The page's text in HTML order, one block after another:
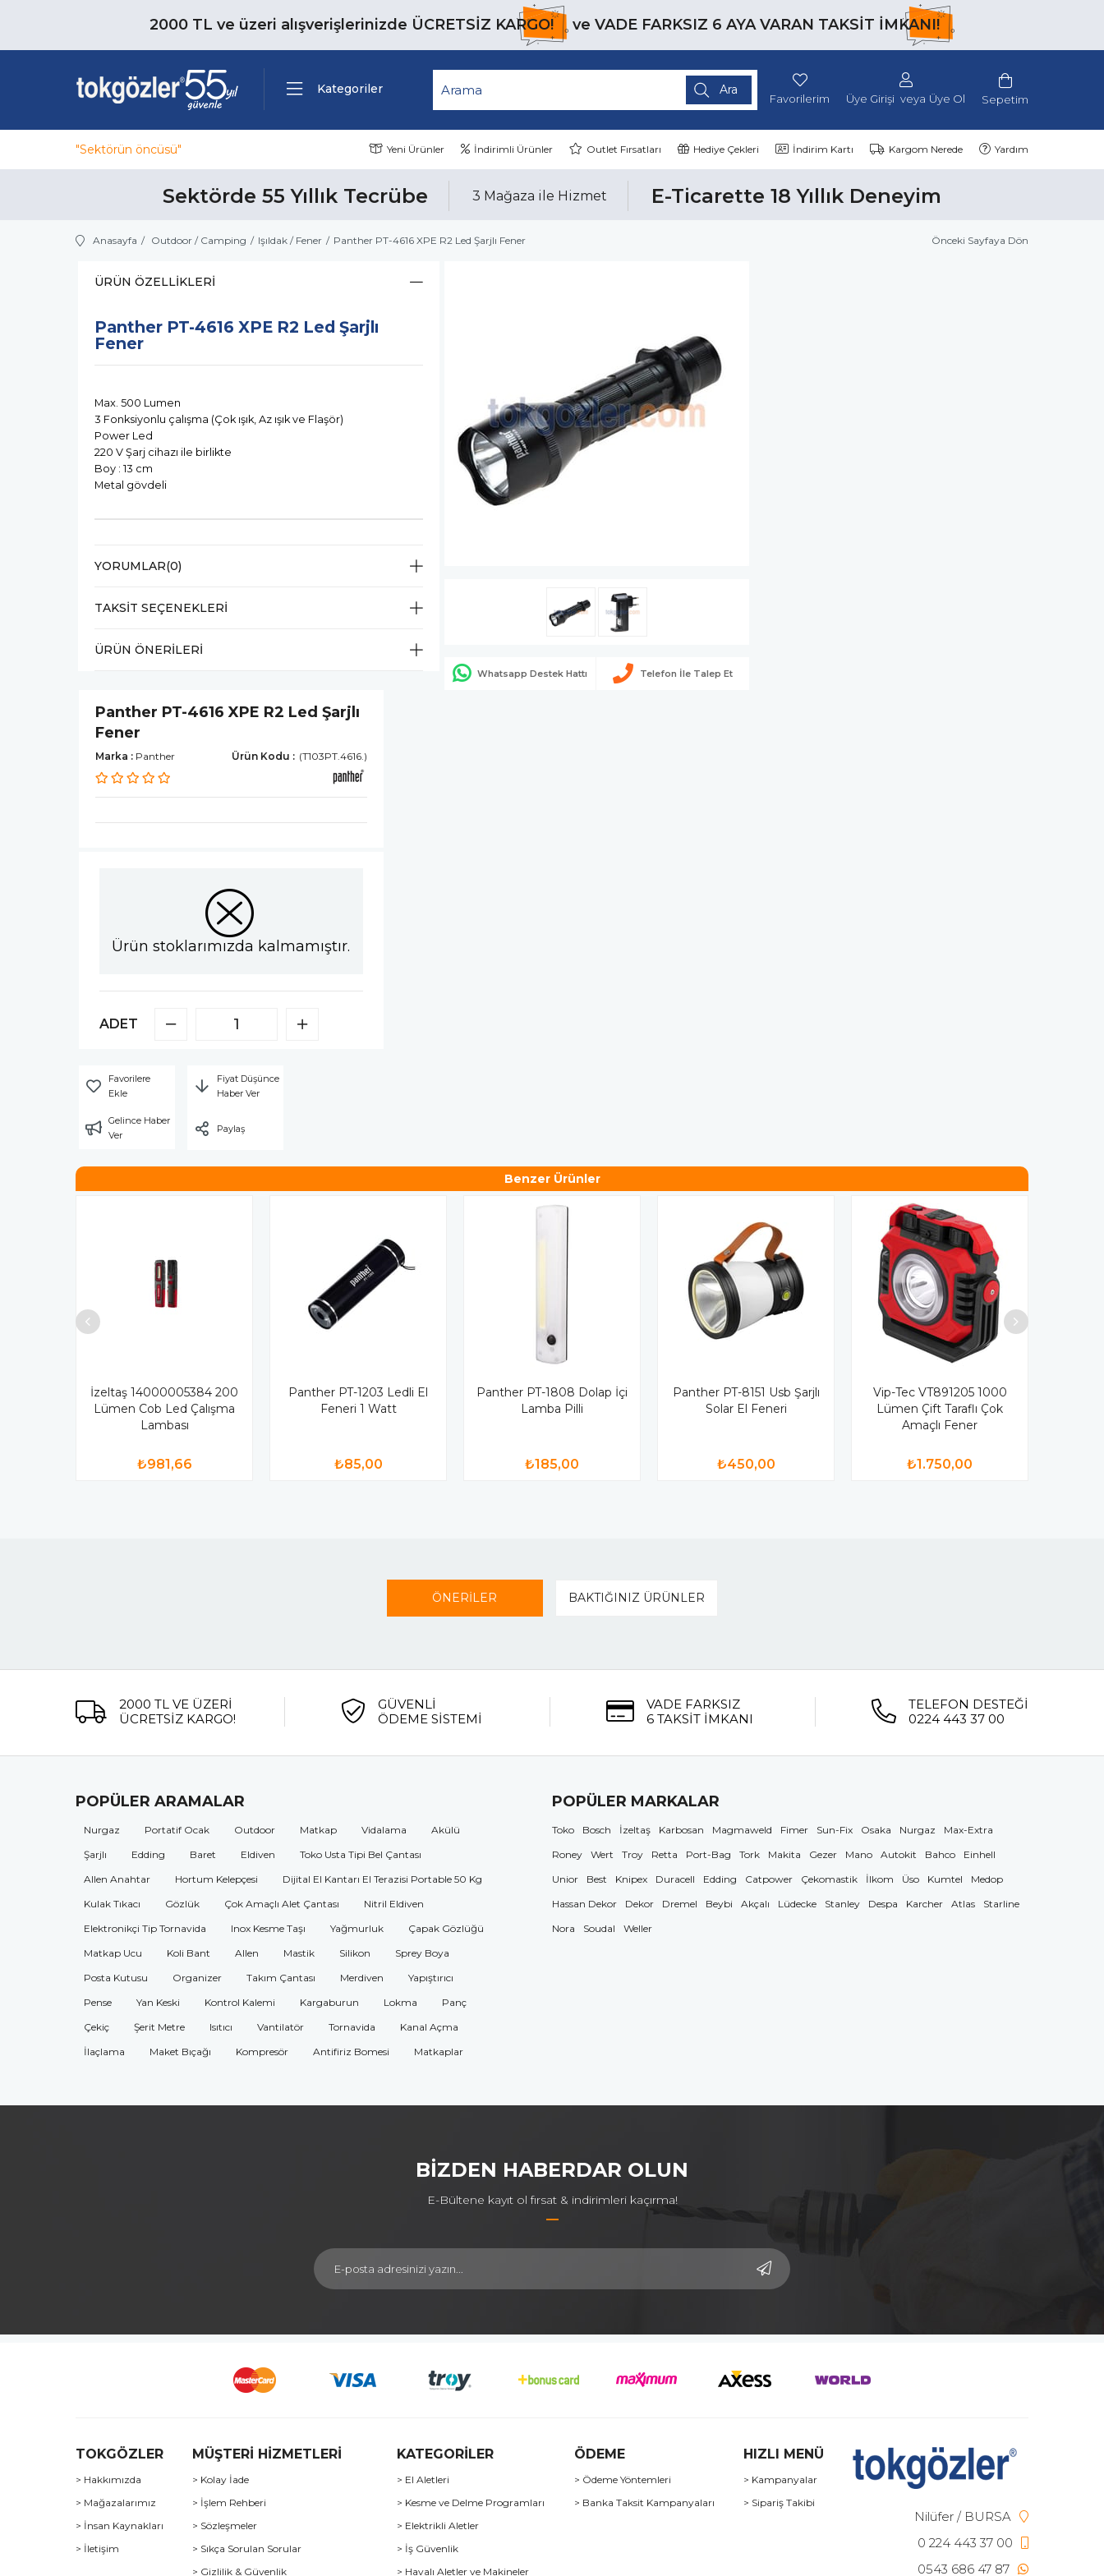
2000 TL ve üzeri alışverişlerinizde ÜCRETSİZ KARGO! ve VADE FARKSIZ 6 AYA VARAN TAKSİT İMKANI!
Kategoriler
Sepetim
Üye Girişi Üye Ol
Favorilerim
"Sektörün öncüsü" Yeni Ürünler İndirimli Ürünler Outlet Fırsatları Hediye Çekleri İndirim Kartı Kargom Nerede Yardım
Sektörde 55 Yıllık Tecrübe 3 Mağaza ile Hizmet E-Ticarette 18 Yıllık Deneyim
Anasayfa Outdoor / Camping Işıldak / Fener Panther PT-4616 XPE R2 Led Şarjlı Fener Önceki Sayfaya Dön
ÜRÜN ÖZELLIKLERI
Panther PT-4616 XPE R2 Led Şarjlı
Fener
Max. 500 Lumen
3 Fonksiyonlu çalışma (Çok ışık, Az ışık ve Flaşör)
Power Led
220 V Şarj cihazı ile birlikte
Boy : 13 cm
Metal gövdeli
YORUMLAR(0)
TAKSIT SEÇENEKLERI
ÜRÜN ÖNERILERI
Whatsapp Destek Hattı Telefon İle Talep Et
Panther PT-4616 XPE R2 Led Şarjlı
Fener
Marka : Panther (T103PT.4616.)
Ürün stoklarımızda kalmamıştır.
ADET
Favorilere
Ekle
Fiyat Düşünce
Haber Ver
Gelince Haber
Ver
Paylaş
Benzer Ürünler
İzeltaş 14000005384 200
Lümen Cob Led Çalışma
Lambası
₺981,66
Panther PT-1203 Ledli El
Feneri 1 Watt
₺85,00
Panther PT-1808 Dolap İçi
Lamba Pilli
₺185,00
Panther PT-8151 Usb Şarjlı
Solar El Feneri
₺450,00
Vip-Tec VT891205 1000
Lümen Çift Taraflı Çok
Amaçlı Fener
₺1.750,00
ÖNERİLER BAKTIĞINIZ ÜRÜNLER
2000 TL VE ÜZERİ
ÜCRETSİZ KARGO!
GÜVENLİ
ÖDEME SİSTEMİ
VADE FARKSIZ
6 TAKSİT İMKANI
TELEFON DESTEĞİ
0224 443 37 00
POPÜLER ARAMALAR
Nurgaz Portatif Ocak Outdoor Matkap Vidalama
Akülü
Şarjlı
Edding Baret Eldiven
Toko Usta Tipi Bel Çantası
Allen Anahtar
Hortum Kelepçesi
Dijital El Kantarı El Terazisi Portable 50 Kg
Kulak Tıkacı
Gözlük Çok Amaçlı Alet Çantası
Nitril Eldiven
Elektronikçi Tip Tornavida
Inox Kesme Taşı Yağmurluk
Çapak Gözlüğü
Matkap Ucu
Koli Bant Allen Mastik Silikon
Sprey Boya
Posta Kutusu
Organizer Takım Çantası Merdiven
Yapıştırıcı
Pense
Yan Keski Kontrol Kalemi Kargaburun Lokma
Panç
Çekiç
Şerit Metre Isıtıcı Vantilatör Tornavida
Kanal Açma
İlaçlama
Maket Bıçağı Kompresör Antifiriz Bomesi Matkaplar
POPÜLER MARKALAR
Toko Bosch İzeltaş Karbosan Magmaweld Fimer Sun-Fix Osaka Nurgaz
Max-Extra
Roney
Wert Troy Retta Port-Bag Tork Makita Gezer Mano Autokit Bahco
Einhell
Unior
Best Knipex Duracell Edding Catpower Çekomastik İlkom Üso Kumtel
Medop
Hassan Dekor
Dekor Dremel Beybi Akçalı Lüdecke Stanley Despa Karcher Atlas
Starline
Nora
Soudal Weller
BİZDEN HABERDAR OLUN
E-Bültene kayıt ol fırsat & indirimleri kaçırma!
TOKGÖZLER
> Hakkımızda
> Mağazalarımız
> İnsan Kaynakları
> İletişim
MÜŞTERİ HİZMETLERİ
> Kolay İade
> İşlem Rehberi
> Sözleşmeler
> Sıkça Sorulan Sorular
> Gizlilik & Güvenlik
KATEGORİLER
> El Aletleri
> Kesme ve Delme Programları
> Elektrikli Aletler
> İş Güvenlik
> Havalı Aletler ve Makineler
ÖDEME
> Ödeme Yöntemleri
> Banka Taksit Kampanyaları
HIZLI MENÜ
> Kampanyalar
> Sipariş Takibi
Nilüfer / BURSA
0 224 443 37 00
0543 686 47 87